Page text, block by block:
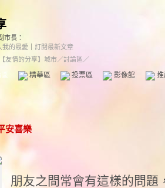
市長：
我的最愛
訂閱最新文章
【友情的分享】城市／討論區／
區 精華區 投票區 影像館
安喜樂
朋友之間常會有這樣的問題